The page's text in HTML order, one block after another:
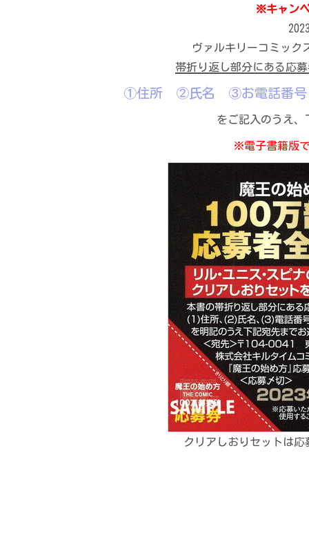
※キャン
ヴァルキリーコミック
帯折り返し部分にある応
①住所 ②氏名 ③お電話番号
をご記入のうえ
※電子書籍版
クリアしおりセットは